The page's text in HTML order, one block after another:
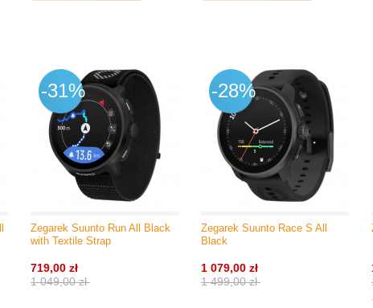
Zegarek Suunto Run All Black
with Textile Strap
719,00 zł
1 049,00 zł
-31%
Zegarek Suunto Race S All
Black
1 079,00 zł
1 499,00 zł
-28%